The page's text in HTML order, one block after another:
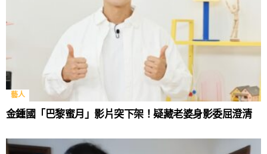
藝人
金鍾國「巴黎蜜月」影片突下架！疑藏老婆身影委屈澄清